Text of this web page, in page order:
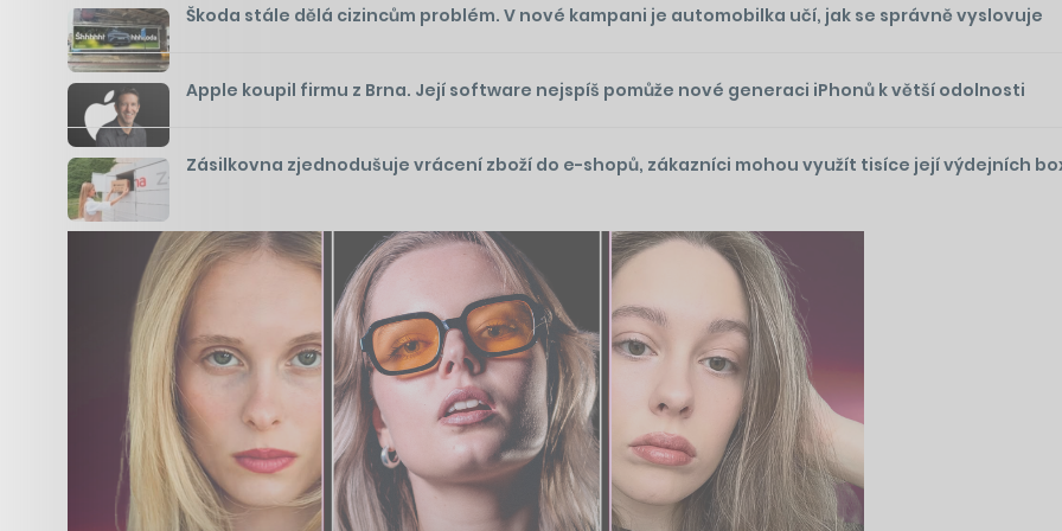
Škoda stále dělá cizincům problém. V nové kampani je automobilka učí, jak se správně vyslovuje
Apple koupil firmu z Brna. Její software nejspíš pomůže nové generaci iPhonů k větší odolnosti
Zásilkovna zjednodušuje vrácení zboží do e-shopů, zákazníci mohou využít tisíce její výdejních